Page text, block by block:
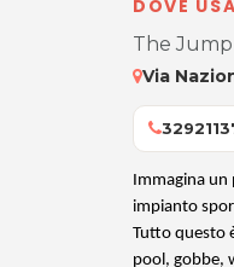
DOVE
The Jump
Via
Immagina
impianto
Tutto questo
pool, gobbe,